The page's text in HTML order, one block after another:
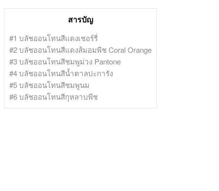
สารบัญ
#1 บลัชออนโทนสีแดงเชอร์รี่
#2 บลัชออนโทนสีแดงส้มอมพีช Coral Orange
#3 บลัชออนโทนสีชมพูม่วง Pantone
#4 บลัชออนโทนสีน้ำตาลปะการัง
#5 บลัชออนโทนสีชมพูนม
#6 บลัชออนโทนสีกุหลาบพีช